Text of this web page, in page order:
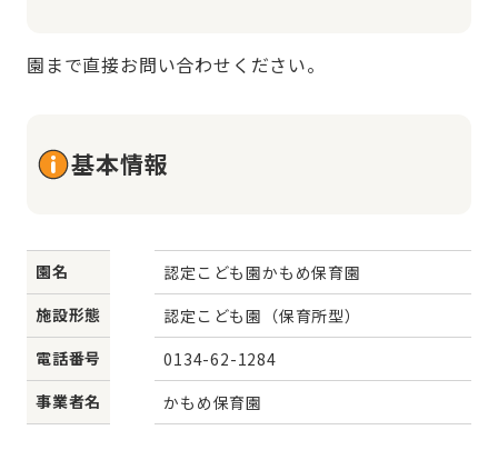
園まで直接お問い合わせください。
基本情報
園名
認定こども園かもめ保育園
施設形態
認定こども園（保育所型）
電話番号
0134-62-1284
事業者名
かもめ保育園